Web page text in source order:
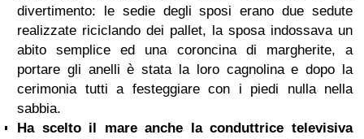
divertimento: le sedie degli sposi erano due sedute
realizzate riciclando dei pallet, la sposa indossava un
abito semplice ed una coroncina di margherite, a
portare gli anelli è stata la loro cagnolina e dopo la
cerimonia tutti a festeggiare con i piedi nulla nella
sabbia.
Ha scelto il mare anche la conduttrice televisiva